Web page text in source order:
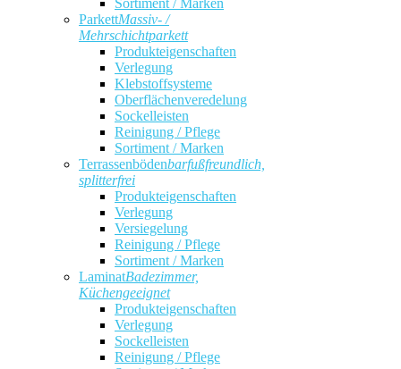
Sortiment / Marken
ParkettMassiv- /
Mehrschichtparkett
Produkteigenschaften
Verlegung
Klebstoffsysteme
Oberflächenveredelung
Sockelleisten
Reinigung / Pflege
Sortiment / Marken
Terrassenbödenbarfußfreundlich,
splitterfrei
Produkteigenschaften
Verlegung
Versiegelung
Reinigung / Pflege
Sortiment / Marken
LaminatBadezimmer,
Küchengeeignet
Produkteigenschaften
Verlegung
Sockelleisten
Reinigung / Pflege